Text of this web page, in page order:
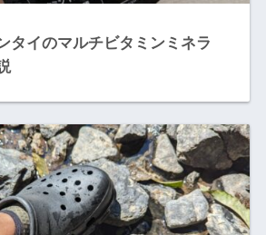
タイのマルチビタミンミネラ